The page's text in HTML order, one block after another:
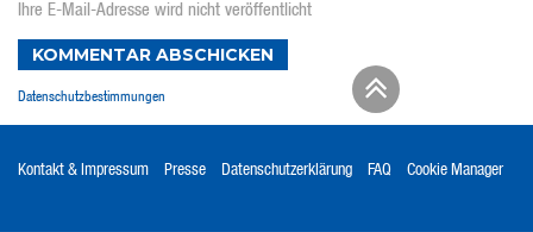
Ihre E-Mail-Adresse wird nicht veröffentlicht
KOMMENTAR ABSCHICKEN
Datenschutzbestimmungen
Kontakt & Impressum Presse Datenschutzerklärung FAQ Cookie Manager